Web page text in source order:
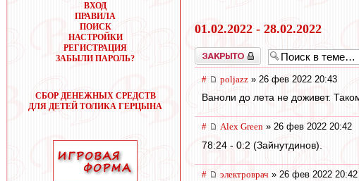
ВХОД
ПРАВИЛА
ПОИСК
НАСТРОЙКИ
РЕГИСТРАЦИЯ
ЗАБЫЛИ ПАРОЛЬ?
СБОР ДЕНЕЖНЫХ СРЕДСТВ
ДЛЯ ДЕТЕЙ ТОЛИКА ГЕРЦЫНА
01.02.2022 - 28.02.2022
Закрыто
# poljazz » 26 фев 2022 20:43
Ваноли до лета не доживет.
# Alex Green » 26 фев 2022 20:42
78:24 - 0:2 (Зайнутдинов).
# электроврач » 26 фев 2022 20:42